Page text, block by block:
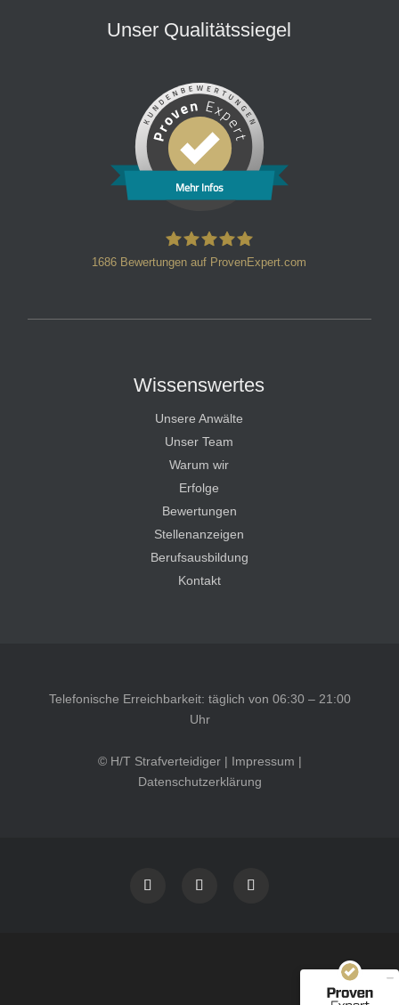
Unser Qualitätssiegel
Mehr Infos
1686 Bewertungen auf ProvenExpert.com
Wissenswertes
Unsere Anwälte
Unser Team
Warum wir
Erfolge
Bewertungen
Stellenanzeigen
Berufsausbildung
Kontakt
Telefonische Erreichbarkeit: täglich von 06:30 – 21:00
Uhr
© H/T Strafverteidiger | Impressum |
Datenschutzerklärung
40